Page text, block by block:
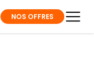
NOS OFFRES